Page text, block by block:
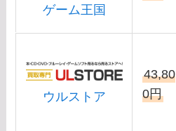
ゲーム王国
ウルストア
43,80
0円